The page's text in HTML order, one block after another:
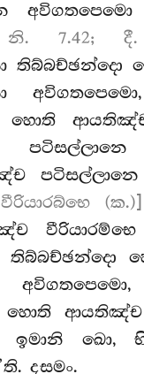
අවිගතපෙමො
7.42; දී.
තිබ්බච්ඡන්දො
හොති
පටිසල්ලානෙ
[වීරියාරබ්භෙ (ක.)]
වීරියාරම්භෙ
තිබ්බච්ඡන්දො
අවිගතපෙමො,
හොති ආයතිඤ්ච
ඉමානි ඛො,
දසමං.